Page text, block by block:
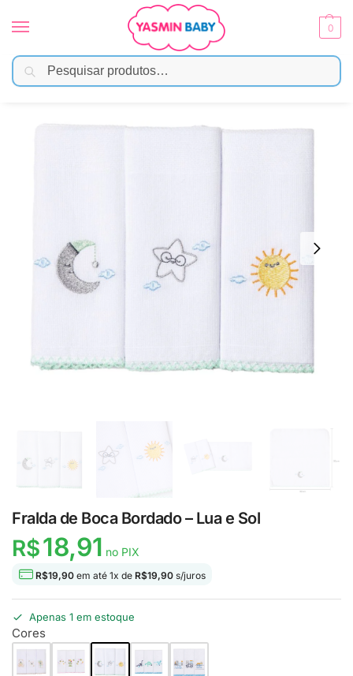
0
Início Enxoval / Fraldas e Pano de Boca
Fralda de Boca Bordado – Lua e Sol
R$18,91 no PIX
R$19,90 em até 1x de R$19,90 s/juros
Apenas 1 em estoque
Cores